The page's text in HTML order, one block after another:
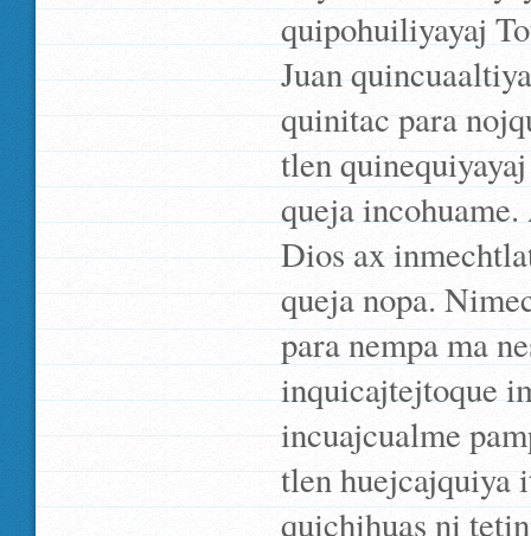
quipohuiliyayaj
Juan
quinitac para
tlen
queja
Dios ax
queja nopa.
para nempa ma
inquicajtejtoque
incuajcualme
tlen huejcajquiya
quichihuas ni